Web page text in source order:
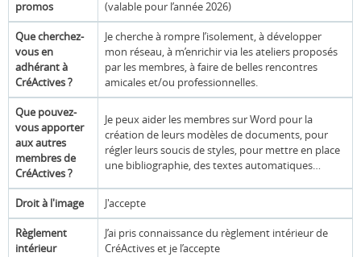
promos
(valable pour l’année 2026)
Que cherchez-
vous en
adhérant à
CréActives ?
Je cherche à rompre l’isolement, à développer
mon réseau, à m’enrichir via les ateliers proposés
par les membres, à faire de belles rencontres
amicales et/ou professionnelles.
Que pouvez-
vous apporter
aux autres
membres de
CréActives ?
Je peux aider les membres sur Word pour la
création de leurs modèles de documents, pour
régler leurs soucis de styles, pour mettre en place
une bibliographie, des textes automatiques…
Droit à l'image J'accepte
Règlement
intérieur
J’ai pris connaissance du règlement intérieur de
CréActives et je l’accepte